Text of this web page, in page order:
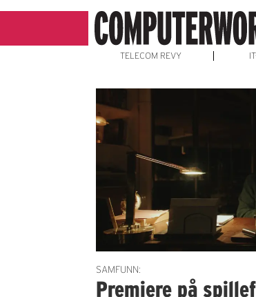
TELECOM REVY
SAMFUNN:
Premiere på